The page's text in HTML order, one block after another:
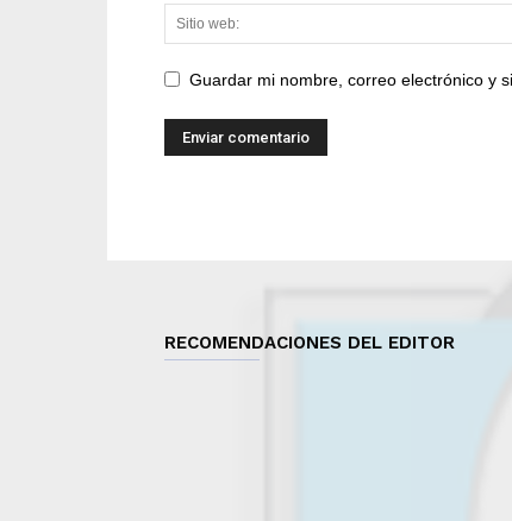
Guardar mi nombre, correo electrónico y
RECOMENDACIONES DEL EDITOR